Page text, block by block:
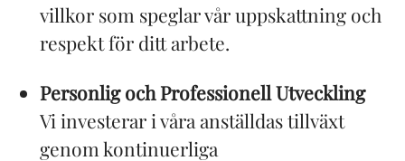
villkor som speglar vår uppskattning och
respekt för ditt arbete.
Personlig och Professionell Utveckling
Vi investerar i våra anställdas tillväxt
genom kontinuerliga